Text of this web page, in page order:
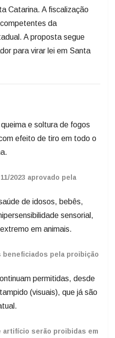
Catarina. A fiscalização
da
A proposta segue
para virar lei em Santa
e soltura de fogos
efeito de tiro em todo o
2023 aprovado pela
de idosos, bebês,
sensorial,
em animais.
beneficiados pela proibição
permitidas, desde
(visuais), que já são
artifício serão proibidas em